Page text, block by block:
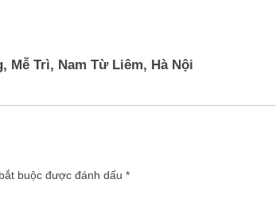
Mễ Trì, Nam Từ Liêm, Hà Nội
buộc được đánh dấu *